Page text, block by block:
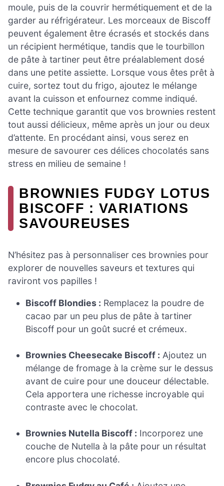
moule, puis de la couvrir hermétiquement et de la
garder au réfrigérateur. Les morceaux de Biscoff
peuvent également être écrasés et stockés dans
un récipient hermétique, tandis que le tourbillon
de pâte à tartiner peut être préalablement dosé
dans une petite assiette. Lorsque vous êtes prêt à
cuire, sortez tout du frigo, ajoutez le mélange
avant la cuisson et enfournez comme indiqué.
Cette technique garantit que vos brownies restent
tout aussi délicieux, même après un jour ou deux
d’attente. En procédant ainsi, vous serez en
mesure de savourer ces délices chocolatés sans
stress en milieu de semaine !
BROWNIES FUDGY LOTUS
BISCOFF : VARIATIONS
SAVOUREUSES
N’hésitez pas à personnaliser ces brownies pour
explorer de nouvelles saveurs et textures qui
raviront vos papilles !
Biscoff Blondies : Remplacez la poudre de
cacao par un peu plus de pâte à tartiner
Biscoff pour un goût sucré et crémeux.
Brownies Cheesecake Biscoff : Ajoutez un
mélange de fromage à la crème sur le dessus
avant de cuire pour une douceur délectable.
Cela apportera une richesse incroyable qui
contraste avec le chocolat.
Brownies Nutella Biscoff : Incorporez une
couche de Nutella à la pâte pour un résultat
encore plus chocolaté.